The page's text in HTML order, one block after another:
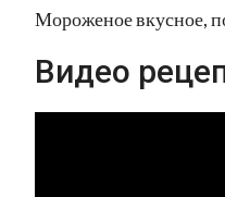
Мороженое вкусное,
Видео